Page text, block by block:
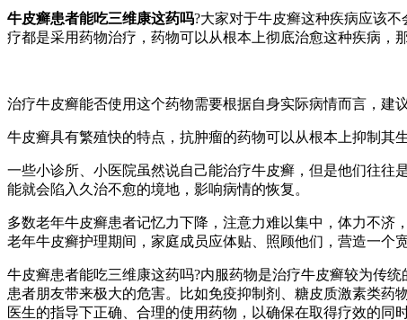
牛皮癣患者能吃三维康这药吗?大家对于牛皮癣这种疾病应该
疗都是采用药物治疗，药物可以从根本上彻底治愈这种疾病，
治疗牛皮癣能否使用这个药物需要根据自身实际病情而言，建
牛皮癣具有繁殖快的特点，抗肿瘤的药物可以从根本上抑制其
一些小诊所、小医院虽然说自己能治疗牛皮癣，但是他们往
能就会陷入久治不愈的境地，影响病情的恢复。
多数老年牛皮癣患者记忆力下降，注意力难以集中，体力不济
老年牛皮癣护理期间，家庭成员应体贴、照顾他们，营造一个
牛皮癣患者能吃三维康这药吗?内服药物是治疗牛皮癣较为传
患者朋友带来极大的危害。比如免疫抑制剂、糖皮质激素类
医生的指导下正确、合理的使用药物，以确保在取得疗效的同